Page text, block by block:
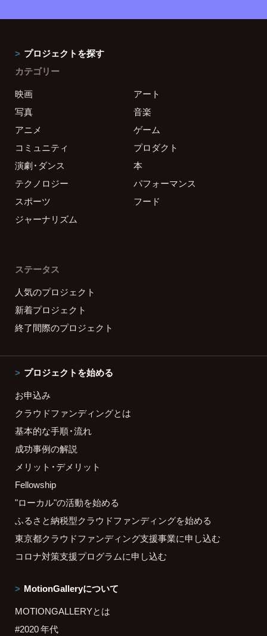
プロジェクトを探す
カテゴリー
映画
アート
写真
音楽
アニメ
ゲーム
コミュニティ
プロダクト
演劇・ダンス
本
テクノロジー
パフォーマンス
スポーツ
フード
ジャーナリズム
ステータス
人気のプロジェクト
新着プロジェクト
終了間際のプロジェクト
プロジェクトを始める
お申込み
クラウドファンディングとは
基本的な手順・流れ
成功事例の解説
メリット・デメリット
Fellowship
"ローカル"の活動を始める
ふるさと納税型クラウドファンディングを始める
東京都クラウドファンディング支援事業に申し込む
コロナ対策支援プログラムに申し込む
MotionGalleryについて
MOTIONGALLERYとは
#2020 年代